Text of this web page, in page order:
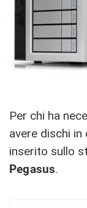
Per chi ha
avere dischi in
inserito sullo
Pegasus.